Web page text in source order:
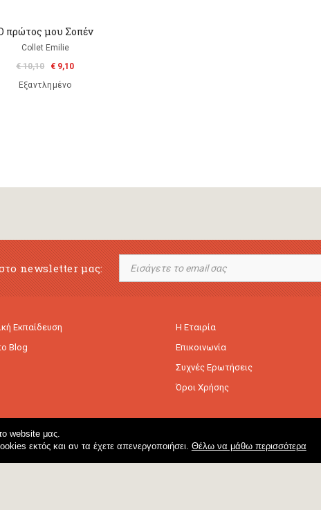
website μας.
εκτός και αν τα έχετε απενεργοποιήσει. Θέλω να μάθω περισσότερα
πρώτος μου Σοπέν
Collet Emilie
€ 10,10
€ 9,10
Εξαντλημένο
newsletter μας:
Εκπαίδευση
Blog
Η Εταιρία
Επικοινωνία
Συχνές Ερωτήσεις
Όροι Χρήσης